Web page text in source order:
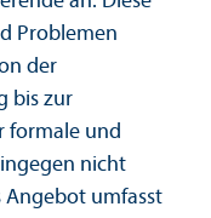
Problemen
der
bis zur
formale und
nicht
Angebot umfasst